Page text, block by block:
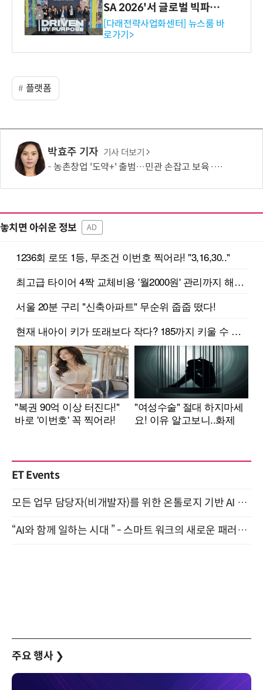
SA 2026'서 글로벌 빅파마
와의 비즈니스 미팅 지원…K
-바이오 해외 진출 교두보 확
보
[다래전략사업화센터] 뉴스룸 바
로가기>
플랫폼
박효주 기자 기사 더보기
농촌창업 '도약+' 출범…민관 손잡고 보육·판로 지원
놓치면 아쉬운 정보 AD
ET Events
모든 업무 담당자(비개발자)를 위한 온톨로지 기반 AI 지식체계 설계 1-day 워크숍 8월 20일 개최
“AI와 함께 일하는 시대 ” - 스마트 워크의 새로운 패러다임 (9/11)
주요 행사 ❯